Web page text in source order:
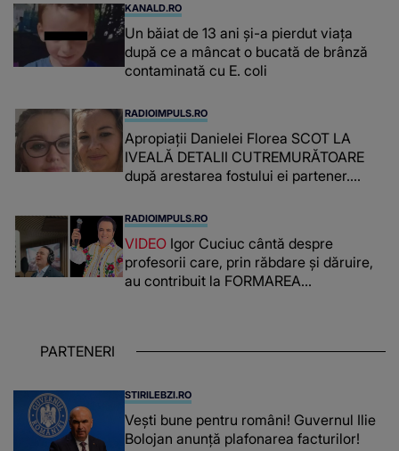
KANALD.RO
Un băiat de 13 ani și-a pierdut viața
după ce a mâncat o bucată de brânză
contaminată cu E. coli
RADIOIMPULS.RO
Apropiații Danielei Florea SCOT LA
IVEALĂ DETALII CUTREMURĂTOARE
după arestarea fostului ei partener.
românca ucisă în Italia și ascunsă în
lada unui pat: " Îmi pare rău că nu am
reușit să fac mai mult pentru ea și..."
RADIOIMPULS.RO
VIDEO Igor Cuciuc cântă despre
profesorii care, prin răbdare și dăruire,
au contribuit la FORMAREA
chiar și după trecerea anilor: "De
PARTENERI
STIRILEBZI.RO
Vești bune pentru români! Guvernul Ilie
Bolojan anunță plafonarea facturilor!